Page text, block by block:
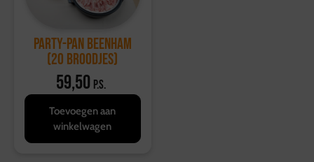
Party-Pan Beenham
(20 broodjes)
59,50 p.s.
Toevoegen aan
winkelwagen